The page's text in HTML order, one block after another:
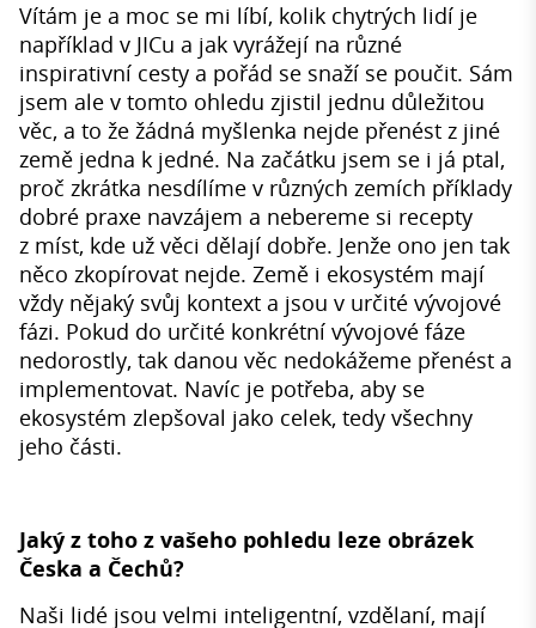
Vítám je a moc se mi líbí, kolik chytrých lidí je
například v JICu a jak vyrážejí na různé
inspirativní cesty a pořád se snaží se poučit. Sám
jsem ale v tomto ohledu zjistil jednu důležitou
věc, a to že žádná myšlenka nejde přenést z jiné
země jedna k jedné. Na začátku jsem se i já ptal,
proč zkrátka nesdílíme v různých zemích příklady
dobré praxe navzájem a nebereme si recepty
z míst, kde už věci dělají dobře. Jenže ono jen tak
něco zkopírovat nejde. Země i ekosystém mají
vždy nějaký svůj kontext a jsou v určité vývojové
fázi. Pokud do určité konkrétní vývojové fáze
nedorostly, tak danou věc nedokážeme přenést a
implementovat. Navíc je potřeba, aby se
ekosystém zlepšoval jako celek, tedy všechny
jeho části.
Jaký z toho z vašeho pohledu leze obrázek
Česka a Čechů?
Naši lidé jsou velmi inteligentní, vzdělaní, mají